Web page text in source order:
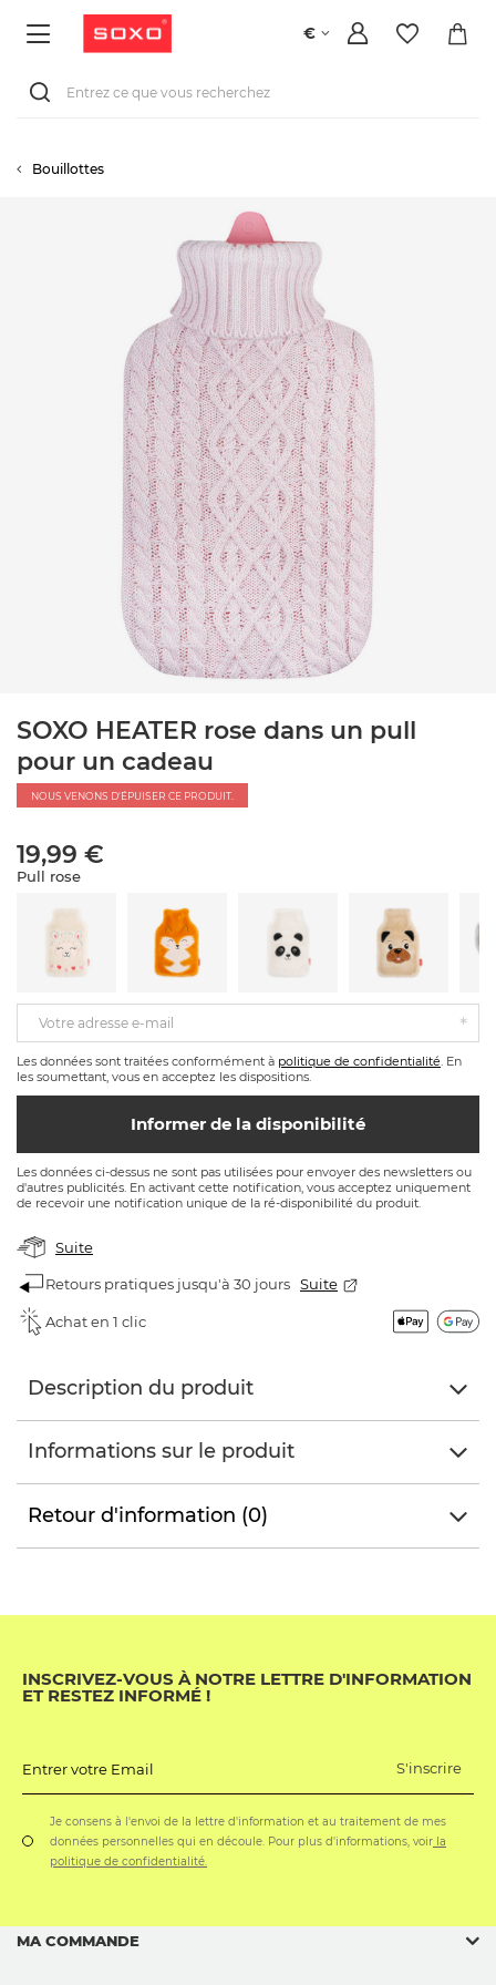
€
Bouillottes
SOXO HEATER rose dans un pull
pour un cadeau
NOUS VENONS D'ÉPUISER CE PRODUIT.
19,99 €
Pull rose
Votre adresse e-mail
Les données sont traitées conformément à politique de confidentialité . En
les soumettant, vous en acceptez les dispositions.
Informer de la disponibilité
Les données ci-dessus ne sont pas utilisées pour envoyer des newsletters ou
d'autres publicités. En activant cette notification, vous acceptez uniquement
de recevoir une notification unique de la ré-disponibilité du produit.
Suite
Retours pratiques jusqu'à 30 jours Suite
Achat en 1 clic
Description du produit
Informations sur le produit
Retour d'information (0)
INSCRIVEZ-VOUS À NOTRE LETTRE D'INFORMATION
ET RESTEZ INFORMÉ !
Entrer votre Email S'inscrire
Je consens à l'envoi de la lettre d'information et au traitement de mes
données personnelles qui en découle. Pour plus d'informations, voir la
politique de confidentialité.
MA COMMANDE